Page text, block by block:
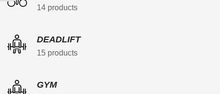
14 products
DEADLIFT
15 products
GYM